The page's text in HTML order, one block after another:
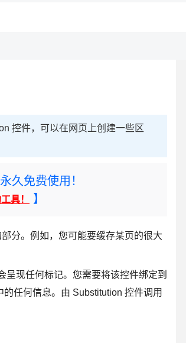
控件，可以在网页上创建一些区
久免费使用！
具！ 】
分。例如，您可能要缓存某页的很大
现任何标记。您需要将该控件绑定到
任何信息。由 Substitution 控件调用